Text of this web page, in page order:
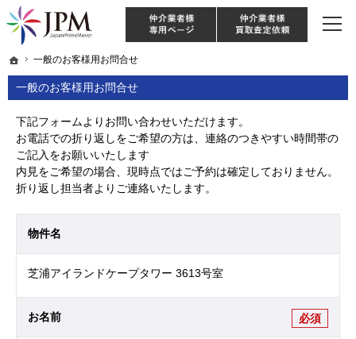
ホーム
一般のお客様用お問合せ
一般のお客様用お問合せ
東京・神奈川・埼玉・千葉のリノベーション住宅や中古マンションを手がける会
【物件買取強化中！】リノベーション住宅・不動産・中古マンションならJPM
下記フォームよりお問い合わせいただけます。
お電話での折り返しをご希望の方は、連絡のつきやすい時間帯の
ご記入をお願いいたします
内見をご希望の場合、現時点ではご予約は確定しておりません。
折り返し担当者よりご連絡いたします。
物件名
芝浦アイランドケープタワー 3613号室
お名前 必須
ホーム
一般のお客様用お問合せ